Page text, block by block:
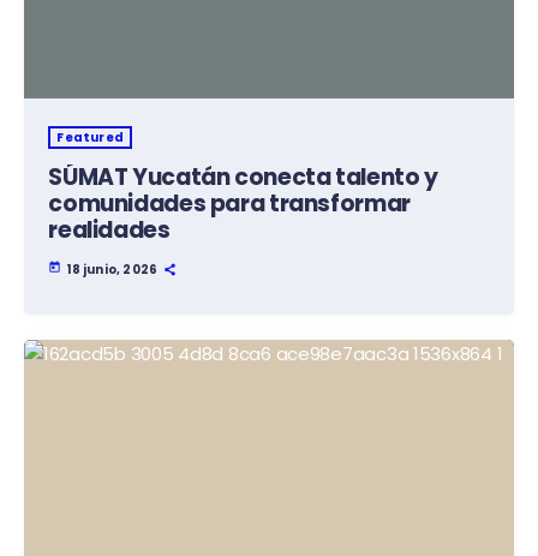
Featured
SÚMAT Yucatán conecta talento y
comunidades para transformar
realidades
today 18 junio, 2026